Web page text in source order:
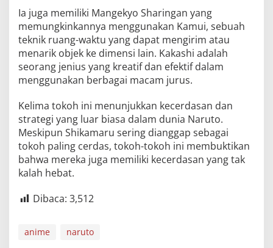
Ia juga memiliki Mangekyo Sharingan yang
memungkinkannya menggunakan Kamui, sebuah
teknik ruang-waktu yang dapat mengirim atau
menarik objek ke dimensi lain. Kakashi adalah
seorang jenius yang kreatif dan efektif dalam
menggunakan berbagai macam jurus.
Kelima tokoh ini menunjukkan kecerdasan dan
strategi yang luar biasa dalam dunia Naruto.
Meskipun Shikamaru sering dianggap sebagai
tokoh paling cerdas, tokoh-tokoh ini membuktikan
bahwa mereka juga memiliki kecerdasan yang tak
kalah hebat.
Dibaca: 3,512
anime naruto